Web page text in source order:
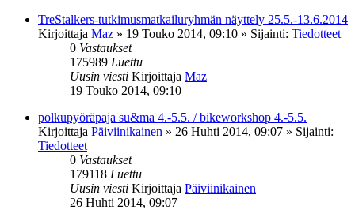
TreStalkers-tutkimusmatkailuryhmän näyttely 25.5.-13.6.2014
Kirjoittaja Maz » 19 Touko 2014, 09:10 » Sijainti: Tiedotteet
0 Vastaukset
175989 Luettu
Uusin viesti Kirjoittaja Maz
19 Touko 2014, 09:10
polkupyöräpaja su&ma 4.-5.5. / bikeworkshop 4.-5.5.
Kirjoittaja Päiviinikainen » 26 Huhti 2014, 09:07 » Sijainti:
Tiedotteet
0 Vastaukset
179118 Luettu
Uusin viesti Kirjoittaja Päiviinikainen
26 Huhti 2014, 09:07